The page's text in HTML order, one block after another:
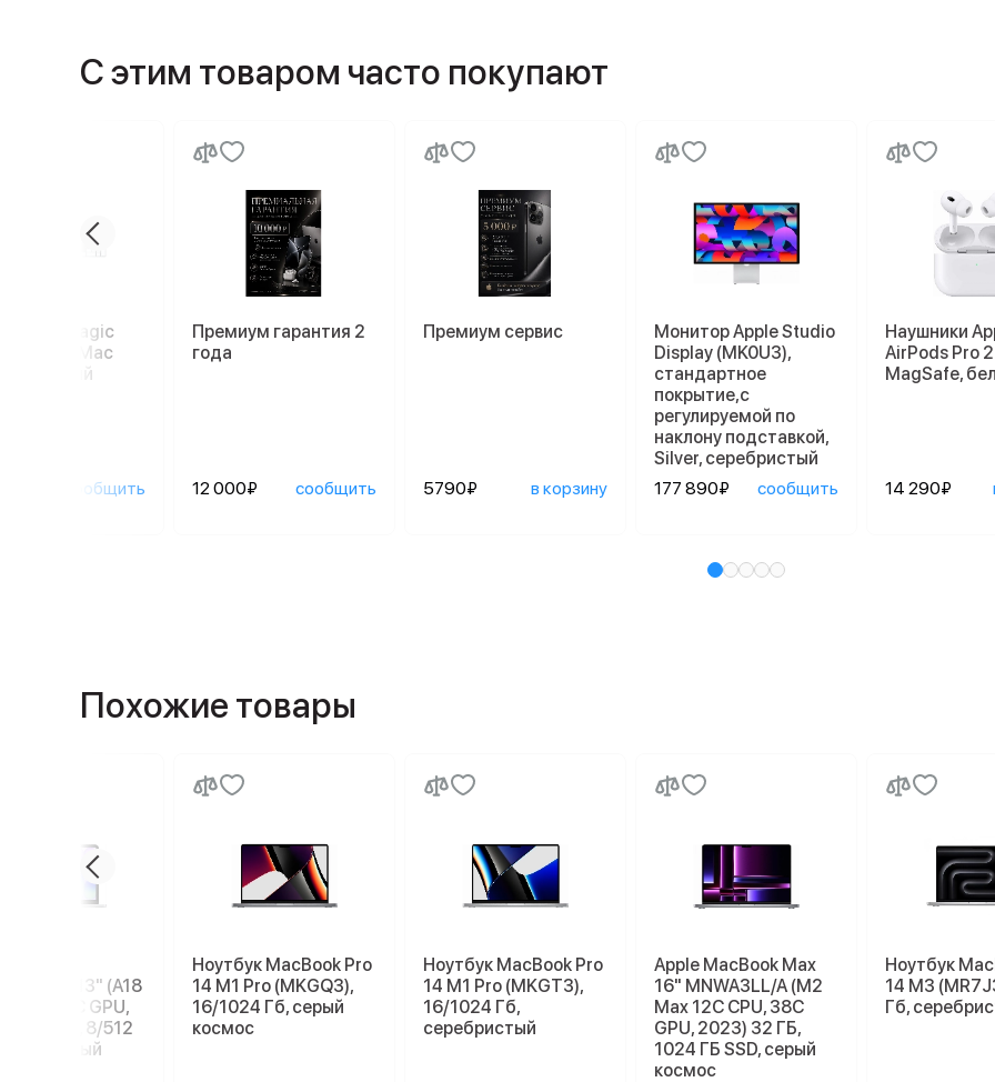
С этим товаром часто покупают
Magic
для Mac
белый
сообщить
Премиум гарантия 2
года
12 000₽ сообщить
Премиум сервис
5790₽ в корзину
Монитор Apple Studio
Display (MK0U3),
стандартное
покрытие,с
регулируемой по
наклону подставкой,
Silver, серебристый
177 890₽
сообщить
Наушники
AirPods Pro 2
MagSafe,
14 290₽
Похожие товары
Neo 13" (A18
СPU/5С GPU,
MHFC4, 8/512
Ноутбук MacBook Pro
14 M1 Pro (MKGQ3),
16/1024 Гб, серый
космос
Ноутбук MacBook Pro
14 M1 Pro (MKGT3),
16/1024 Гб,
серебристый
Apple MacBook Max
16" MNWA3LL/A (M2
Max 12C CPU, 38C
GPU, 2023) 32 ГБ,
1024 ГБ SSD, серый
космос
Ноутбук
14 M3
Гб,